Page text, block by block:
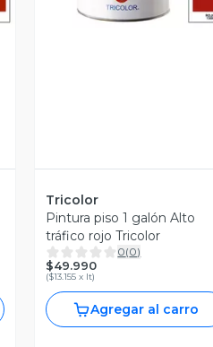
Tricolor
Pintura piso 1 galón Alto
tráfico rojo Tricolor
0(0)
$49.990
($13.155 x lt)
Agregar al carro